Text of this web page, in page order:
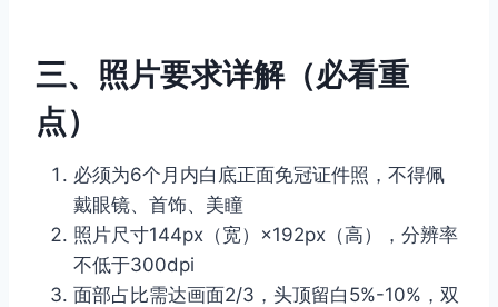
三、照片要求详解（必看重
点）
必须为6个月内白底正面免冠证件照，不得佩
戴眼镜、首饰、美瞳
照片尺寸144px（宽）×192px（高），分辨率
不低于300dpi
面部占比需达画面2/3，头顶留白5%-10%，双